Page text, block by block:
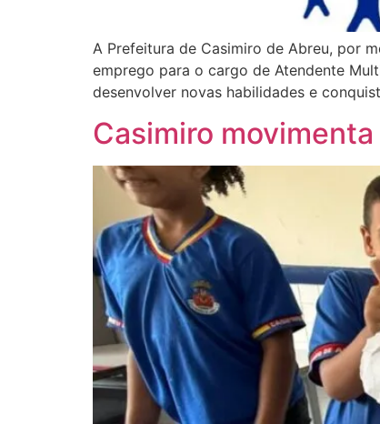
A Prefeitura de Casimiro de Abreu, por
emprego para o cargo de Atendente
desenvolver novas habilidades e
Casimiro